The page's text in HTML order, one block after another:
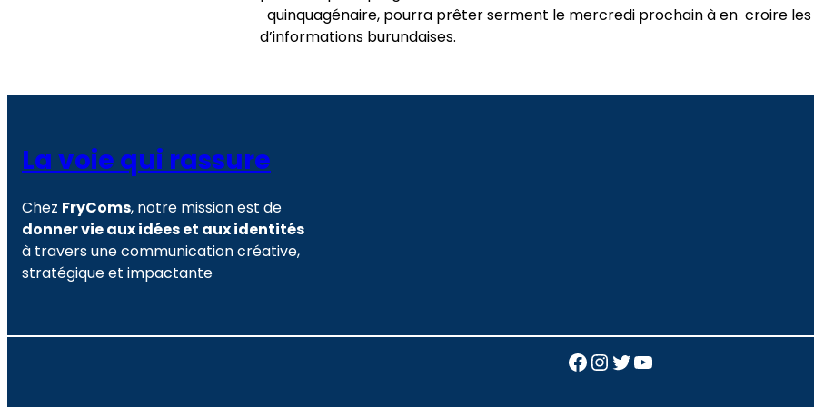
quinquagénaire, pourra prêter serment le mercredi prochain à en croire les
d’informations burundaises.
La voie qui rassure
Chez FryComs, notre mission est de
donner vie aux idées et aux identités
à travers une communication créative,
stratégique et impactante
Facebook
Instagram
Twitter
YouTube